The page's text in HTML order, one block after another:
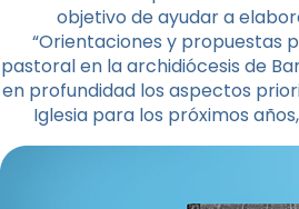
objetivo de ayudar a
“Orientaciones y propuestas
pastoral en la archidiócesis de
en profundidad los aspectos
Iglesia para los próximos